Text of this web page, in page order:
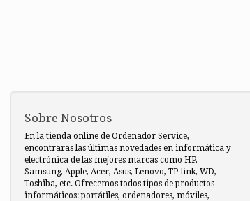
Sobre Nosotros
En la tienda online de Ordenador Service,
encontraras las últimas novedades en informática y
electrónica de las mejores marcas como HP,
Samsung, Apple, Acer, Asus, Lenovo, TP-link, WD,
Toshiba, etc. Ofrecemos todos tipos de productos
informáticos: portátiles, ordenadores, móviles,